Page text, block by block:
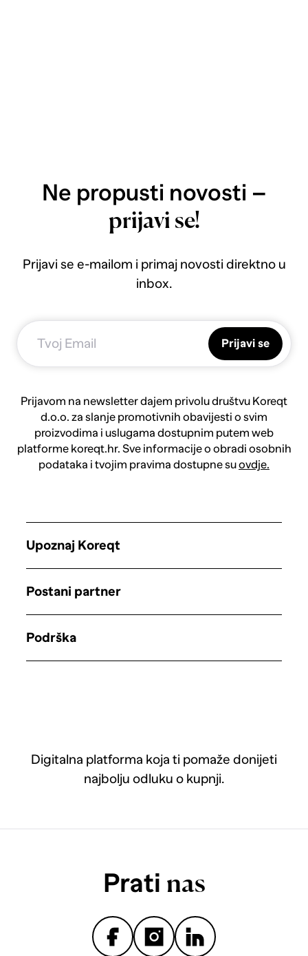
Ne propusti novosti –
prijavi se!
Prijavi se e-mailom i primaj novosti direktno u
inbox.
Prijavi se
Prijavom na newsletter dajem privolu društvu Koreqt
d.o.o. za slanje promotivnih obavijesti o svim
proizvodima i uslugama dostupnim putem web
platforme koreqt.hr. Sve informacije o obradi osobnih
podataka i tvojim pravima dostupne suovdje.
Digitalna platforma koja ti pomaže donijeti
najbolju odluku o kupnji.
Upoznaj Koreqt
Postani partner
Podrška
Prati nas